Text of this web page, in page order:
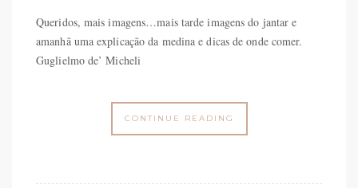
Queridos, mais imagens…mais tarde imagens do jantar e
amanhã uma explicação da medina e dicas de onde comer.
Guglielmo de’ Micheli
CONTINUE READING